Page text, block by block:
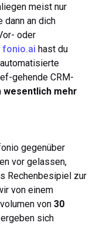
meist nur
dann an dich
oder
fonio.ai hast du
gehende CRM-
wesentlich mehr
gegenüber
vor gelassen,
Rechenbesipiel zur
von einem
von30
sich